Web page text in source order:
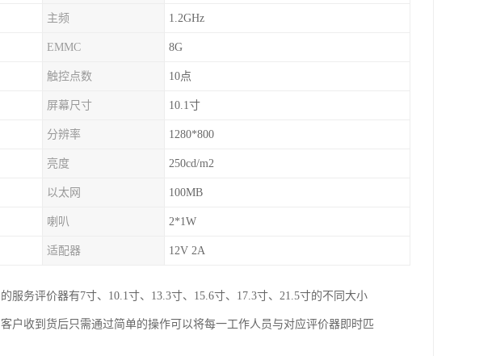
主频 1.2GHz
EMMC 8G
触控点数 10点
屏幕尺寸 10.1寸
分辨率 1280*800
亮度 250cd/m2
以太网 100MB
喇叭 2*1W
适配器 12V 2A
务评价器有7寸、10.1寸、13.3寸、15.6寸、17.3寸、21.5寸的不同大小
户收到货后只需通过简单的操作可以将每一工作人员与对应评价器即时匹